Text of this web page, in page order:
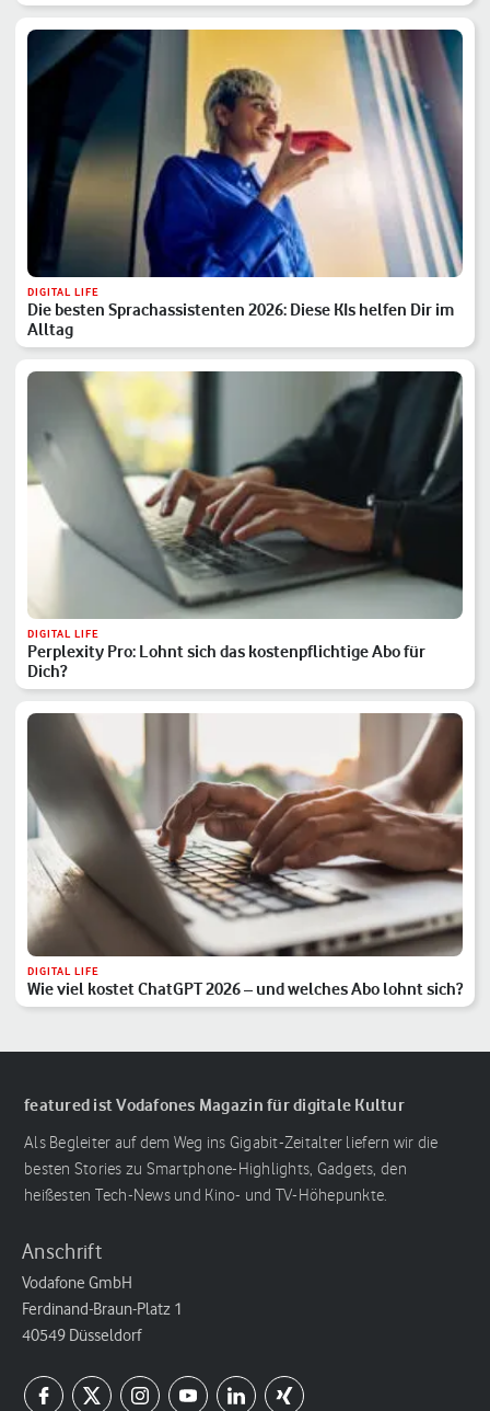
DIGITAL LIFE
Die besten Sprachassistenten 2026: Diese KIs helfen Dir im
Alltag
DIGITAL LIFE
Perplexity Pro: Lohnt sich das kostenpflichtige Abo für
Dich?
DIGITAL LIFE
Wie viel kostet ChatGPT 2026 – und welches Abo lohnt sich?
featured ist Vodafones Magazin für digitale Kultur
Als Begleiter auf dem Weg ins Gigabit-Zeitalter liefern wir die
besten Stories zu Smartphone-Highlights, Gadgets, den
heißesten Tech-News und Kino- und TV-Höhepunkte.
Anschrift
Vodafone GmbH
Ferdinand-Braun-Platz 1
40549 Düsseldorf